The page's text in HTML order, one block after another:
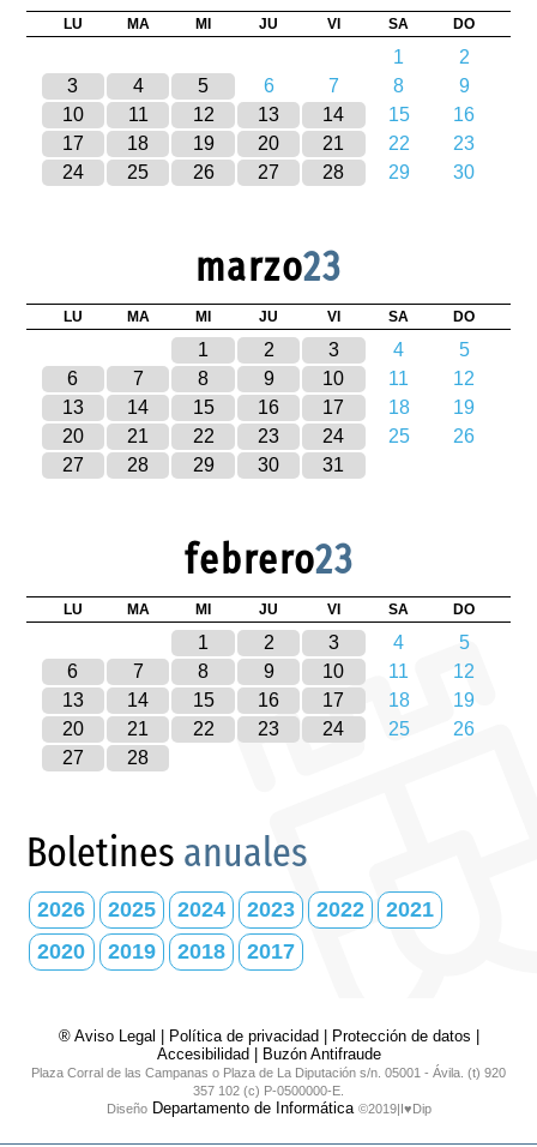
LU MA MI JU VI SA DO
1
2
3
4 5 6 7 8
9
10
11 12 13 14 15
16
17
18 19 20 21 22
23
24
25 26 27 28 29 30
marzo23
LU MA MI JU VI SA DO
1 2 3 4
5
6
7 8 9 10 11
12
13
14 15 16 17 18
19
20
21 22 23 24 25
26
27
28 29 30 31
febrero23
LU MA MI JU VI SA DO
1 2 3 4
5
6
7 8 9 10 11
12
13
14 15 16 17 18
19
20
21 22 23 24 25
26
27
28
Boletines anuales
2026 2025 2024 2023 2022
2021
2020
2019 2018 2017
® Aviso Legal | Política de privacidad| Protección de datos |
Accesibilidad| Buzón Antifraude
Plaza Corral de las Campanas o Plaza de La Diputación s/n. 05001 - Ávila. (t) 920
357 102 (c) P-0500000-E.
DiseñoDepartamento de Informática ©2019|I♥Dip